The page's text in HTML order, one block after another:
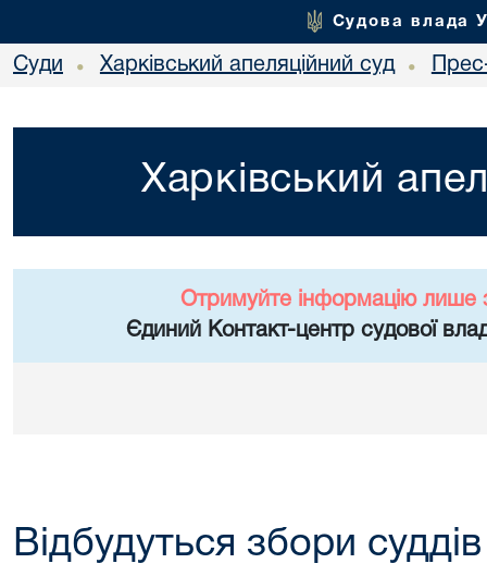
Судова влада
Суди • Харківський апеляційний суд •
Харківський
Отримуйте інформацію лише
Єдиний Контакт-центр судової
Відбудуться збори суддів